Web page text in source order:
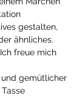
gestalten,
ähnliches.
freue mich
und gemütlicher